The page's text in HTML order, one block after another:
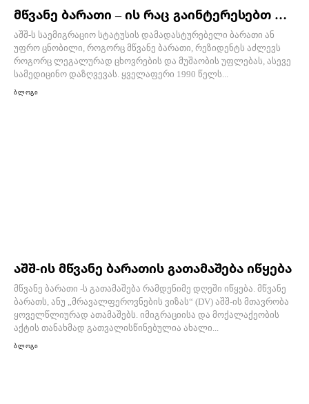
მწვანე ბარათი – ის რაც გაინტერესებთ …
აშშ-ს საემიგრაციო სტატუსის დამადასტურებელი ბარათი ან
უფრო ცნობილი, როგორც მწვანე ბარათი, რეზიდენტს აძლევს
როგორც ლეგალურად ცხოვრების და მუშაობის უფლებას, ასევე
სამედიცინო დაზღვევას. ყველაფერი 1990 წელს...
ბლოგი
აშშ-ის მწვანე ბარათის გათამაშება იწყება
მწვანე ბარათი -ს გათამაშება რამდენიმე დღეში იწყება. მწვანე
ბარათს, ანუ „მრავალფეროვნების ვიზას“ (DV) აშშ-ის მთავრობა
ყოველწლიურად ათამაშებს. იმიგრაციისა და მოქალაქეობის
აქტის თანახმად გათვალისწინებულია ახალი...
ბლოგი